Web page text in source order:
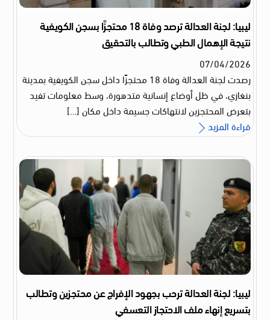
ليبيا: لجنة العدالة ترصد وفاة 18 محتجزًا بسجن الكويفية
نتيجة الإهمال الطبي وتطالب بالتحقيق
07/04/2026
رصدت لجنة العدالة وفاة 18 محتجزًا داخل سجن الكويفية بمدينة
بنغازي، في ظل أوضاع إنسانية متدهورة، وسط معلومات تفيد
بتعرض المحتجزين لانتهاكات جسيمة داخل مكان […]
قراءة المزيد
ليبيا: لجنة العدالة ترحب بجهود الإفراج عن محتجزين وتطالب
بتسريع إنهاء ملف الاحتجاز التعسفي